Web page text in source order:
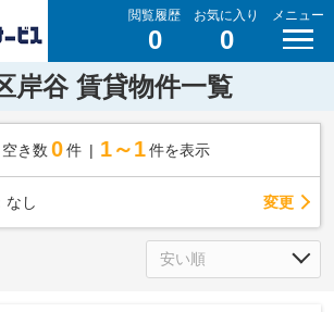
閲覧履歴
0
お気に入り
0
メニュー
岸谷 賃貸物件一覧
空き数 0 件 1～1 件を表示
なし 変更